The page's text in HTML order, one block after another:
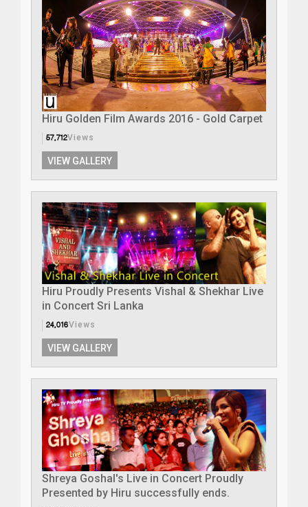
Hiru Golden Film Awards 2016 - Gold Carpet
57,712Views
VIEW GALLERY
Hiru Proudly Presents Vishal & Shekhar Live
in Concert Sri Lanka
24,016Views
VIEW GALLERY
Shreya Goshal's Live in Concert Proudly
Presented by Hiru successfully ends.